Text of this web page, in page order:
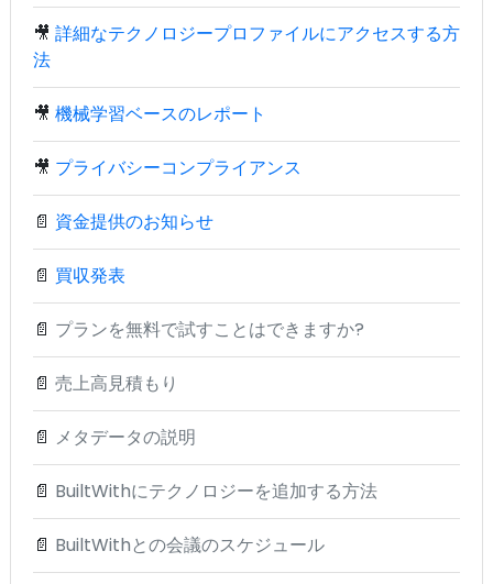
🎥 詳細なテクノロジープロファイルにアクセスする方
法
🎥 機械学習ベースのレポート
🎥 プライバシーコンプライアンス
📄 資金提供のお知らせ
📄 買収発表
📄 プランを無料で試すことはできますか?
📄 売上高見積もり
📄 メタデータの説明
📄 BuiltWithにテクノロジーを追加する方法
📄 BuiltWithとの会議のスケジュール